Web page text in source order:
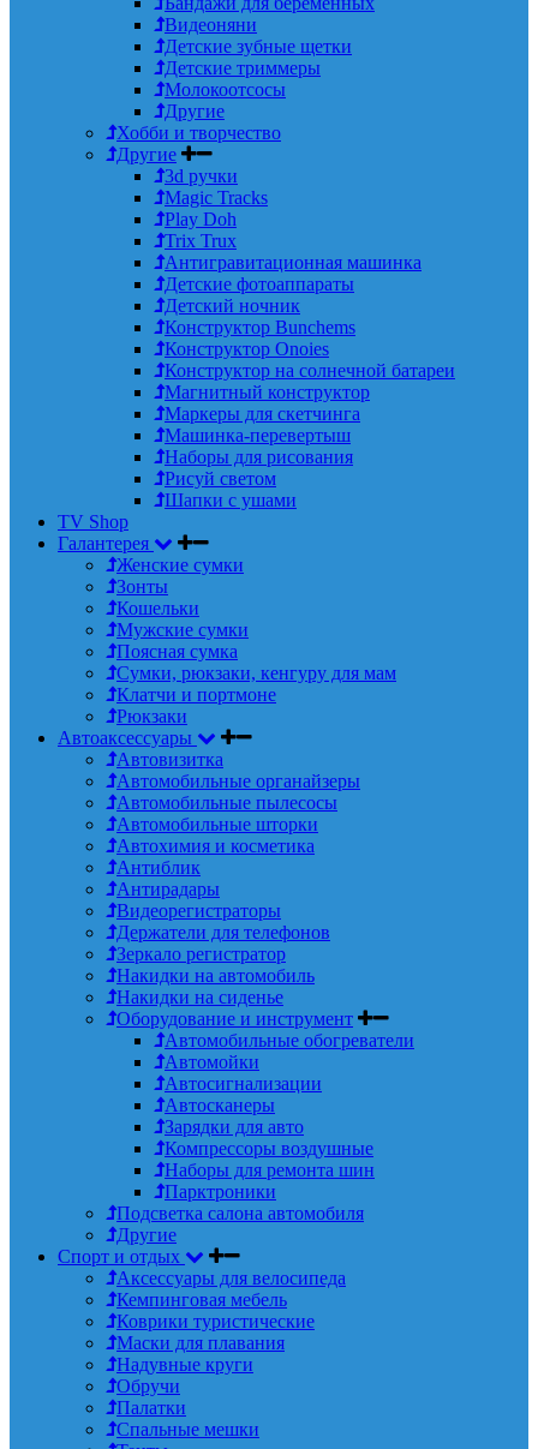
Видеоняни
Детские зубные щетки
Детские триммеры
Молокоотсосы
Другие
Хобби и творчество
Другие
3d ручки
Magic Tracks
Play Doh
Trix Trux
Антигравитационная машинка
Детские фотоаппараты
Детский ночник
Конструктор Bunchems
Конструктор Onoies
Конструктор на солнечной батареи
Магнитный конструктор
Маркеры для скетчинга
Машинка-перевертыш
Наборы для рисования
Рисуй светом
Шапки с ушами
TV Shop
Галантерея
Женские сумки
Зонты
Кошельки
Мужские сумки
Поясная сумка
Сумки, рюкзаки, кенгуру для мам
Клатчи и портмоне
Рюкзаки
Автоаксессуары
Автовизитка
Автомобильные органайзеры
Автомобильные пылесосы
Автомобильные шторки
Автохимия и косметика
Антиблик
Антирадары
Видеорегистраторы
Держатели для телефонов
Зеркало регистратор
Накидки на автомобиль
Накидки на сиденье
Оборудование и инструмент
Автомобильные обогреватели
Автомойки
Автосигнализации
Автосканеры
Зарядки для авто
Компрессоры воздушные
Наборы для ремонта шин
Парктроники
Подсветка салона автомобиля
Другие
Спорт и отдых
Аксессуары для велосипеда
Кемпинговая мебель
Коврики туристические
Маски для плавания
Надувные круги
Обручи
Палатки
Спальные мешки